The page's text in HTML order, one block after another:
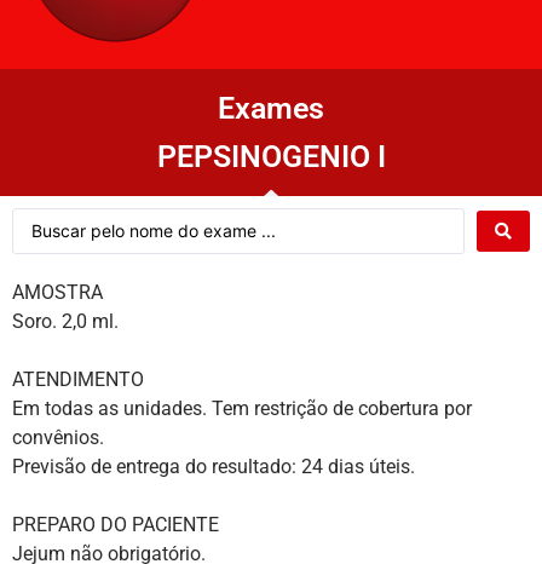
Exames
PEPSINOGENIO I
AMOSTRA
Soro. 2,0 ml.
ATENDIMENTO
Em todas as unidades. Tem restrição de cobertura por
convênios.
Previsão de entrega do resultado: 24 dias úteis.
PREPARO DO PACIENTE
Jejum não obrigatório.